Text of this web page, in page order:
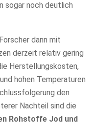
sogar noch deutlich
dann mit
derzeit relativ gering
Herstellungskosten,
hohen Temperaturen
den
Nachteil sind die
Rohstoffe Jod und